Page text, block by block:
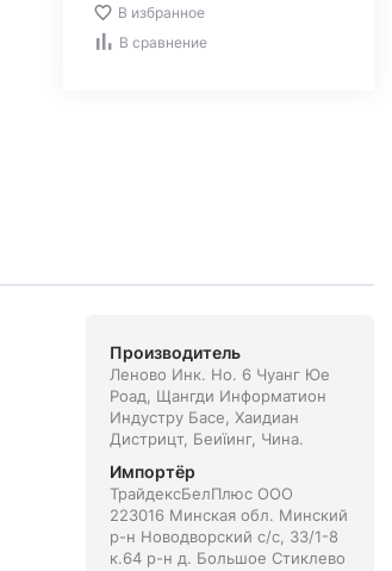
В избранное
В сравнение
Производитель
Леново Инк. Но. 6 Чуанг Юе
Роад, Щангди Информатион
Индустру Басе, Хаидиан
Дистрицт, Беиїинг, Чина.
Импортёр
ТрайдексБелПлюс ООО
223016 Минская обл. Минский
р-н Новодворский с/с, 33/1-8
к.64 р-н д. Большое Стиклево